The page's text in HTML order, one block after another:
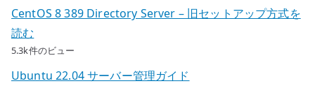
CentOS 8 389 Directory Server – 旧セットアップ方式を
読む
5.3k件のビュー
Ubuntu 22.04 サーバー管理ガイド